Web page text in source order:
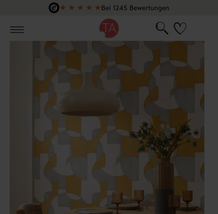
Zum Hauptinhalt springen
★ ★ ★ ★ ★Bei 1245 Bewertungen